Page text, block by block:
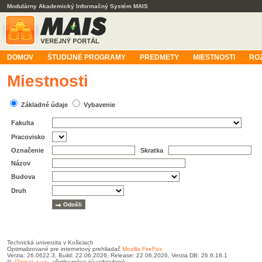
Modulárny Akademický Informačný Systém MAIS
DOMOV ŠTUDIJNÉ PROGRAMY PREDMETY MIESTNOSTI
Miestnosti
Základné údaje Vybavenie
Fakulta
Pracovisko
Označenie
Skratka
Názov
Budova
Druh
Technická univerzita v Košiciach
Optimalizované pre internetový prehliadač Mozilla FireFox
Verzia: 26.0622.3, Build: 22.06.2026, Release: 22.06.2026, Verzia DB: 26.6.18.1